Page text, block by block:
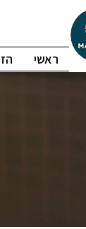
ראשי